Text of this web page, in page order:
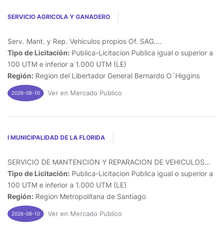
SERVICIO AGRICOLA Y GANADERO
Serv. Mant. y Rep. Vehiculos propios Of. SAG....
Tipo de Licitación: Publica-Licitacion Publica igual o superior a
100 UTM e inferior a 1.000 UTM (LE)
Región: Region del Libertador General Bernardo O´Higgins
2026-08-10 Ver en Mercado Publico
I MUNICIPALIDAD DE LA FLORIDA
SERVICIO DE MANTENCION Y REPARACION DE VEHICULOS...
Tipo de Licitación: Publica-Licitacion Publica igual o superior a
100 UTM e inferior a 1.000 UTM (LE)
Región: Region Metropolitana de Santiago
2026-08-10 Ver en Mercado Publico